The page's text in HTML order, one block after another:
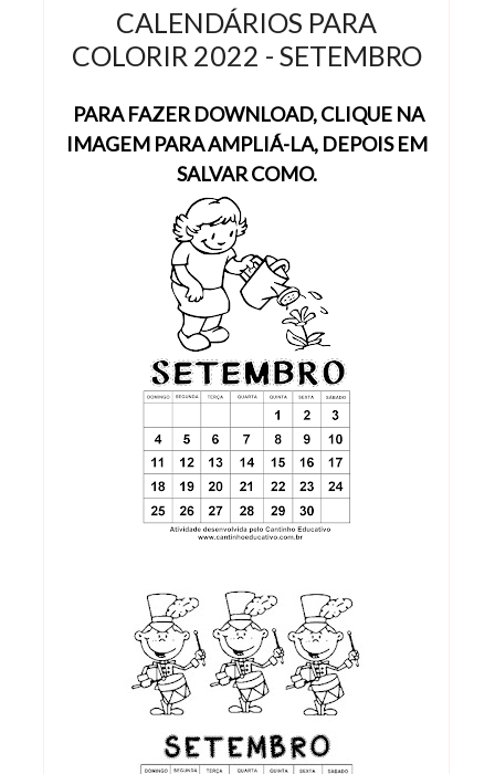
CALENDÁRIOS PARA
COLORIR 2022 - SETEMBRO
PARA FAZER DOWNLOAD, CLIQUE NA
IMAGEM PARA AMPLIÁ-LA, DEPOIS EM
SALVAR COMO.